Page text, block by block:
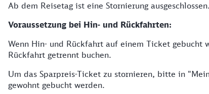
Ab dem Reisetag ist eine Stornierung ausgeschlossen.
Voraussetzung bei Hin- und Rückfahrten:
Wenn Hin- und Rückfahrt auf einem Ticket gebucht
Rückfahrt getrennt buchen.
Um das Sparpreis-Ticket zu stornieren, bitte in
gewohnt gebucht werden.